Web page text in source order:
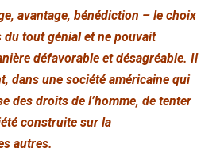
avantage, bénédiction – le choix
du tout génial et ne pouvait
défavorable et désagréable. Il
dans une société américaine qui
des droits de l’homme, de tenter
construite sur la
autres.